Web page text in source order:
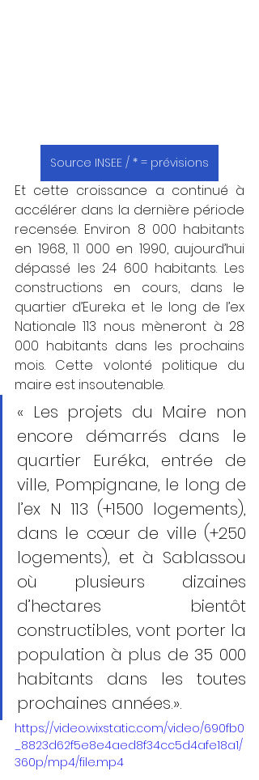
Source INSEE / * = prévisions
Et cette croissance a continué à
accélérer dans la dernière période
recensée. Environ 8 000 habitants
en 1968, 11 000 en 1990, aujourd’hui
dépassé les 24 600 habitants. Les
constructions en cours, dans le
quartier d’Eureka et le long de l’ex
Nationale 113 nous mèneront à 28
000 habitants dans les prochains
mois. Cette volonté politique du
maire est insoutenable.
« Les projets du Maire non
encore démarrés dans le
quartier Euréka, entrée de
ville, Pompignane, le long de
l’ex N 113 (+1500 logements),
dans le cœur de ville (+250
logements), et à Sablassou
où plusieurs dizaines
d’hectares bientôt
constructibles, vont porter la
population à plus de 35 000
habitants dans les toutes
prochaines années.».
https://video.wixstatic.com/video/690fb0
_8823d62f5e8e4aed8f34cc5d4afe18a1/
360p/mp4/file.mp4